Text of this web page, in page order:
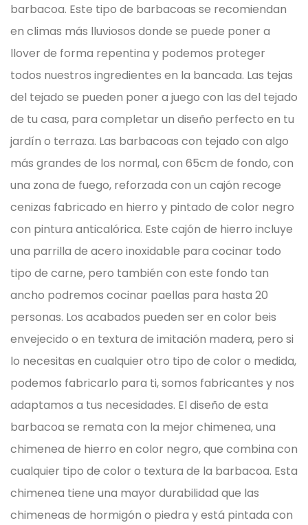
barbacoa. Este tipo de barbacoas se recomiendan
en climas más lluviosos donde se puede poner a
llover de forma repentina y podemos proteger
todos nuestros ingredientes en la bancada. Las tejas
del tejado se pueden poner a juego con las del tejado
de tu casa, para completar un diseño perfecto en tu
jardín o terraza. Las barbacoas con tejado con algo
más grandes de los normal, con 65cm de fondo, con
una zona de fuego, reforzada con un cajón recoge
cenizas fabricado en hierro y pintado de color negro
con pintura anticalórica. Este cajón de hierro incluye
una parrilla de acero inoxidable para cocinar todo
tipo de carne, pero también con este fondo tan
ancho podremos cocinar paellas para hasta 20
personas. Los acabados pueden ser en color beis
envejecido o en textura de imitación madera, pero si
lo necesitas en cualquier otro tipo de color o medida,
podemos fabricarlo para ti, somos fabricantes y nos
adaptamos a tus necesidades. El diseño de esta
barbacoa se remata con la mejor chimenea, una
chimenea de hierro en color negro, que combina con
cualquier tipo de color o textura de la barbacoa. Esta
chimenea tiene una mayor durabilidad que las
chimeneas de hormigón o piedra y está pintada con